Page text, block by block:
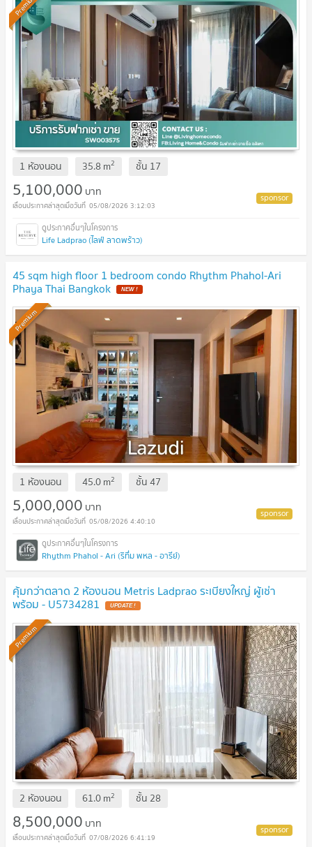
1 ห้องนอน 35.8m2 ชั้น 17
5,100,000 บาท
05/08/2026 3:12:03
Life Ladprao (ไลฟ์ ลาดพร้าว)
45 sqm high floor 1 bedroom condo Rhythm Phahol-Ari
Phaya Thai Bangkok
Premium
1 ห้องนอน 45.0m2 ชั้น47
5,000,000 บาท
05/08/2026 4:40:10
Rhythm Phahol - Ari (ริทึ่ม พหล - อารีย์)
คุ้มกว่าตลาด 2 ห้องนอน Metris Ladprao ระเบียงใหญ่ ผู้เช่า
พร้อม - U5734281
Premium
2 ห้องนอน 61.0m2 ชั้น 28
8,500,000 บาท
07/08/2026 6:41:19